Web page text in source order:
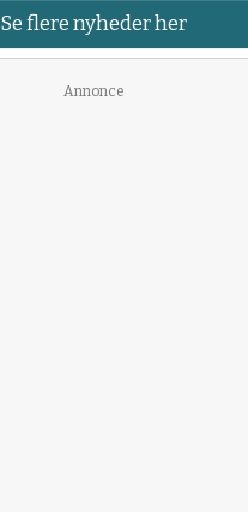
Se flere nyheder her
Annonce